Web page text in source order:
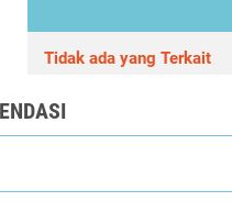
Tidak ada yang Terkait